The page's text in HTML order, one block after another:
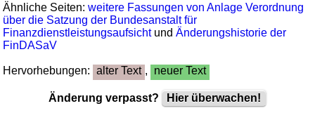
Ähnliche Seiten:weitere Fassungen von Anlage Verordnung
über die Satzung der Bundesanstalt für
FinanzdienstleistungsaufsichtundÄnderungshistorie der
FinDASaV
Hervorhebungen: alter Text , neuer Text
Änderung verpasst? Hier überwachen!